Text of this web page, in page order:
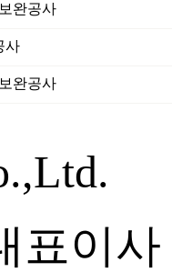
완공사
사
완공사
이사